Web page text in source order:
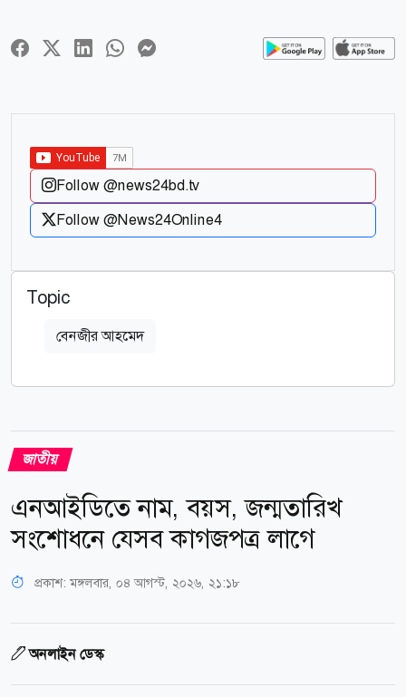
Follow @news24bd.tv
Follow @News24Online4
Topic
বেনজীর আহমেদ
জাতীয়
এনআইডিতে নাম, বয়স, জন্মতারিখ
সংশোধনে যেসব কাগজপত্র লাগে
প্রকাশ:মঙ্গলবার, ০৪ আগস্ট, ২০২৬, ২১:১৮
অনলাইন ডেস্ক